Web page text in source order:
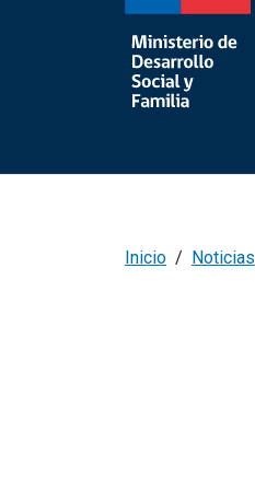
Inicio Noticias